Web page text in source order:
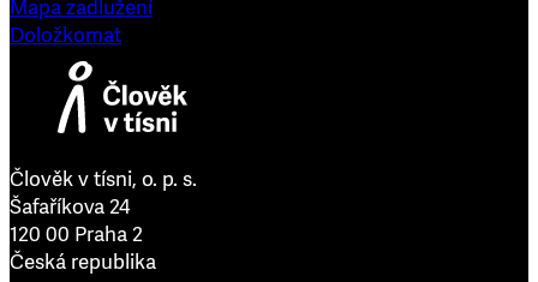
Mapa zadlužení
Doložkomat
Člověk v tísni, o. p. s.
Šafaříkova 24
120 00 Praha 2
Česká republika